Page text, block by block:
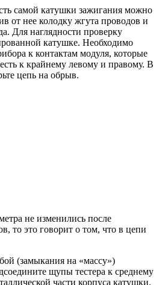
самой катушки зажигания можно
от нее колодку жгута проводов и
Для наглядности проверку
катушке. Необходимо
к контактам модуля, которые
к крайнему левому и правому. В
цепь на обрыв.
не изменились после
то это говорит о том, что в цепи
(замыкания на «массу»)
щупы тестера к среднему
части корпуса катушки.